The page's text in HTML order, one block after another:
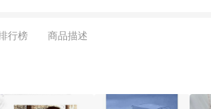
站方優惠，例如首購優惠，P coins，
退款不在此限。 6. APP 請更新至
眾募資商品，禮物卡，開館保證金，補
行榜 商品描述